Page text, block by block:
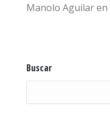
Manolo Aguilaren
Buscar